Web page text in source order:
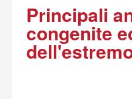
News
Contatti
Area utente
Principali
congenite